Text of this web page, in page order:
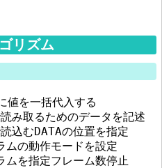
リズム
値を一括代入する
読み取るためのデータを記述
込むDATAの位置を指定
ムの動作モードを設定
ムを指定フレーム数停止